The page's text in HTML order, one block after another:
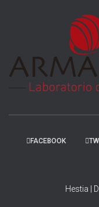
FACEBOOK
Hestia |